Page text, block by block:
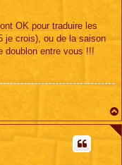
OK pour traduire les
je crois), ou de la saison
doublon entre vous !!!